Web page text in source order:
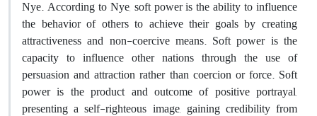
Nye. According to Nye, soft power is the ability to influence
the behavior of others to achieve their goals by creating
attractiveness and non-coercive means. Soft power is the
capacity to influence other nations through the use of
persuasion and attraction rather than coercion or force. Soft
power is the product and outcome of positive portrayal,
presenting a self-righteous image, gaining credibility from